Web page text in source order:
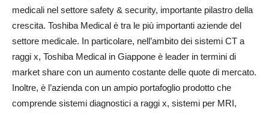
medicali nel settore safety & security, importante pilastro della
crescita. Toshiba Medical è tra le più importanti aziende del
settore medicale. In particolare, nell’ambito dei sistemi CT a
raggi x, Toshiba Medical in Giappone è leader in termini di
market share con un aumento costante delle quote di mercato.
Inoltre, è l’azienda con un ampio portafoglio prodotto che
comprende sistemi diagnostici a raggi x, sistemi per MRI,